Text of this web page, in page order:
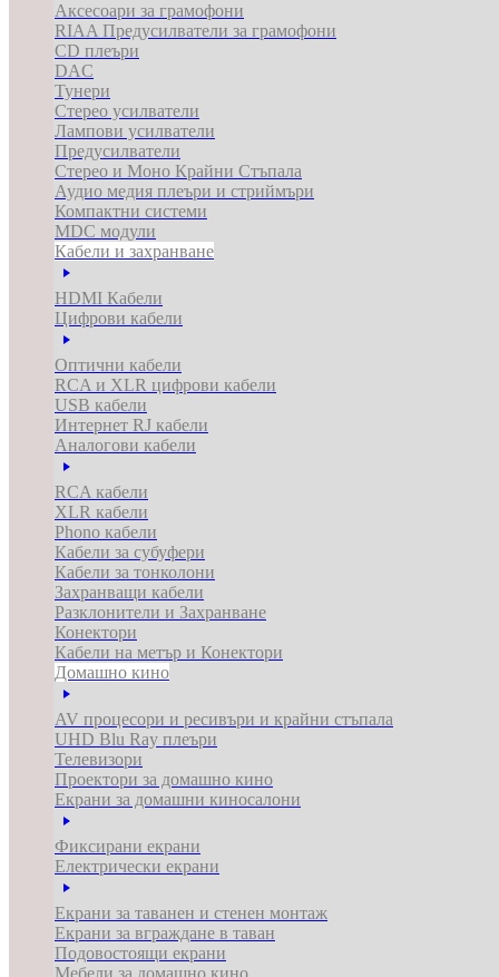
Аксесоари за грамофони
RIAA Предусилватели за грамофони
CD плеъри
DAC
Тунери
Стерео усилватели
Лампови усилватели
Предусилватели
Стерео и Моно Крайни Стъпала
Аудио медия плеъри и стриймъри
Компактни системи
MDC модули
Кабели и захранване
HDMI Кабели
Цифрови кабели
Оптични кабели
RCA и XLR цифрови кабели
USB кабели
Интернет RJ кабели
Аналогови кабели
RCA кабели
XLR кабели
Phono кабели
Кабели за субуфери
Кабели за тонколони
Захранващи кабели
Разклонители и Захранване
Конектори
Кабели на метър и Конектори
Домашно кино
AV процесори и ресивъри и крайни стъпала
UHD Blu Ray плеъри
Телевизори
Проектори за домашно кино
Екрани за домашни киносалони
Фиксирани екрани
Електрически екрани
Екрани за таванен и стенен монтаж
Екрани за вграждане в таван
Подовостоящи екрани